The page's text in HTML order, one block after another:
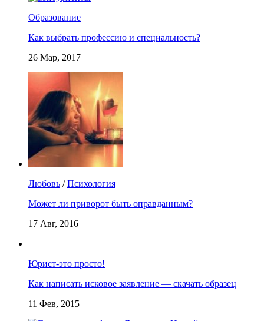
Образование
Как выбрать профессию и специальность?
26 Мар, 2017
Любовь /Психология
Может ли приворот быть оправданным?
17 Авг, 2016
Юрист-это просто!
Как написать исковое заявление — скачать образец
11 Фев, 2015